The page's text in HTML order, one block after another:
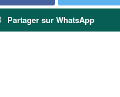
Partager sur WhatsApp